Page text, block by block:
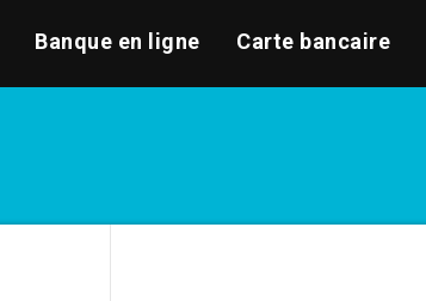
Banque en ligne Carte bancaire